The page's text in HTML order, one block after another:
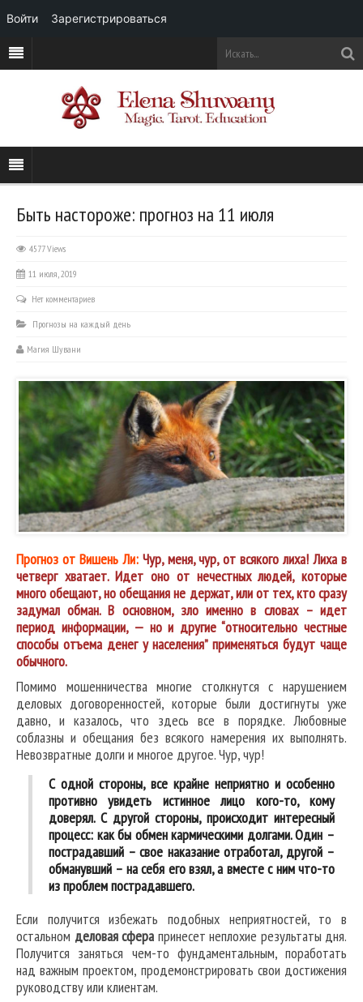
Быть настороже: прогноз на 11 июля
4577 Views
11 июля, 2019
Нет комментариев
Прогнозы на каждый день
Магия Шувани
Прогноз от Вишень Ли:Чур, меня, чур, от всякого лиха! Лиха в
четверг хватает. Идет оно от нечестных людей, которые
много обещают, но обещания не держат, или от тех, кто сразу
задумал обман. В основном, зло именно в словах – идет
период информации, — но и другие “относительно честные
способы отъема денег у населения” применяться будут чаще
обычного.
Помимо мошенничества многие столкнутся с нарушением
деловых договоренностей, которые были достигнуты уже
давно, и казалось, что здесь все в порядке. Любовные
соблазны и обещания без всякого намерения их выполнять.
Невозвратные долги и многое другое. Чур, чур!
С одной стороны, все крайне неприятно и особенно
противно увидеть истинное лицо кого-то, кому
доверял. С другой стороны, происходит интересный
процесс: как бы обмен кармическими долгами. Один –
пострадавший – свое наказание отработал, другой –
обманувший – на себя его взял, а вместе с ним что-то
из проблем пострадавшего.
Если получится избежать подобных неприятностей, то в
остальном деловая сфера принесет неплохие результаты дня.
Получится заняться чем-то фундаментальным, поработать
над важным проектом, продемонстрировать свои достижения
руководству или клиентам.
Войти Зарегистрироваться